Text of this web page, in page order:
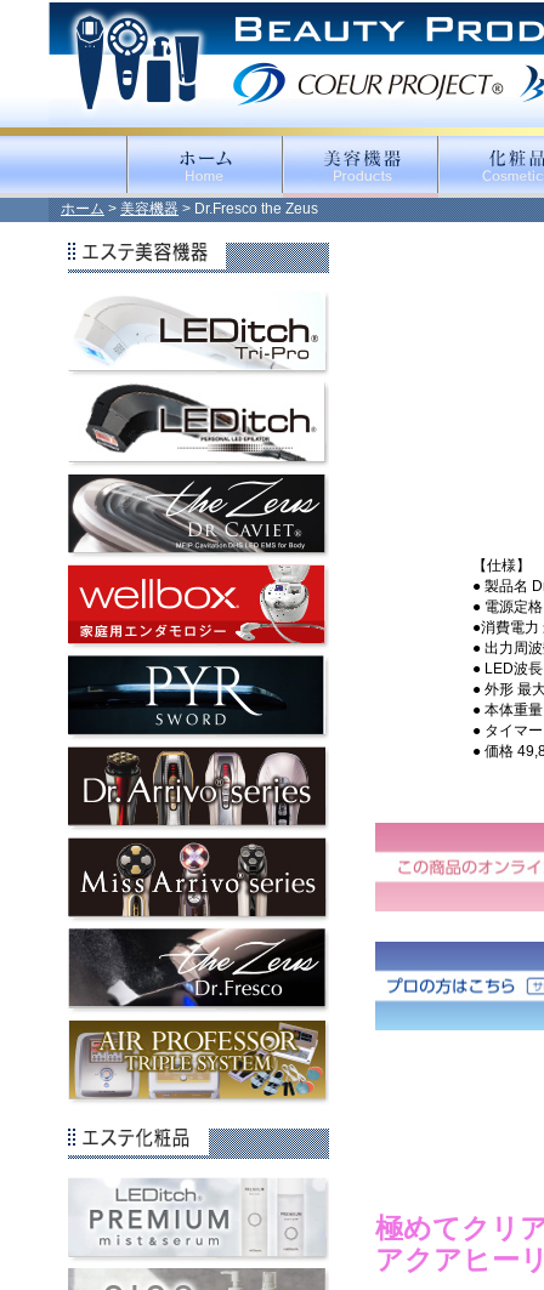
ホーム>美容機器> Dr.Fresco the Zeus
【仕様】
● 製品名
● 電源定
●消費電力
● 出力周
● LED波
● 外形 最
● 本体重
● タイマ
● 価格
極めてクリ
アクアヒー